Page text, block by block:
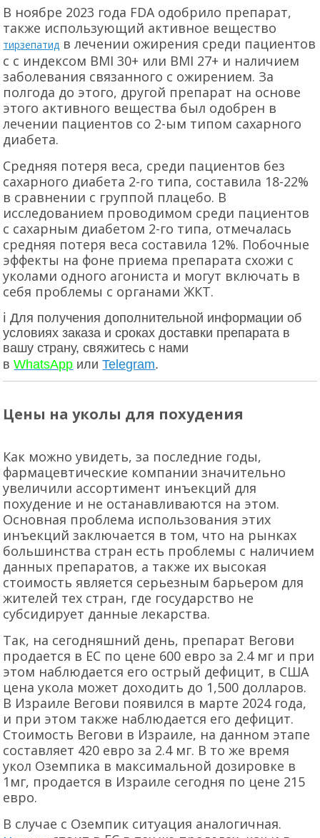
В ноябре 2023 года FDA одобрило препарат,
также использующий активное вещество
тирзепатид в лечении ожирения среди пациентов
с с индексом BMI 30+ или BMI 27+ и наличием
заболевания связанного с ожирением. За
полгода до этого, другой препарат на основе
этого активного вещества был одобрен в
лечении пациентов со 2-ым типом сахарного
диабета.
Средняя потеря веса, среди пациентов без
сахарного диабета 2-го типа, составила 18-22%
в сравнении с группой плацебо. В
исследованием проводимом среди пациентов
с сахарным диабетом 2-го типа, отмечалась
средняя потеря веса составила 12%. Побочные
эффекты на фоне приема препарата схожи с
уколами одного агониста и могут включать в
себя проблемы с органами ЖКТ.
ℹ Для получения дополнительной информации об
условиях заказа и сроках доставки препарата в
вашу страну, свяжитесь с нами
вWhatsApp илиTelegram.
Цены на уколы для похудения
Как можно увидеть, за последние годы,
фармацевтические компании значительно
увеличили ассортимент инъекций для
похудение и не останавливаются на этом.
Основная проблема использования этих
инъекций заключается в том, что на рынках
большинства стран есть проблемы с наличием
данных препаратов, а также их высокая
стоимость является серьезным барьером для
жителей тех стран, где государство не
субсидирует данные лекарства.
Так, на сегодняшний день, препарат Вегови
продается в ЕС по цене 600 евро за 2.4 мг и при
этом наблюдается его острый дефицит, в США
цена укола может доходить до 1,500 долларов.
В Израиле Вегови появился в марте 2024 года,
и при этом также наблюдается его дефицит.
Стоимость Вегови в Израиле, на данном этапе
составляет 420 евро за 2.4 мг. В то же время
укол Оземпика в максимальной дозировке в
1мг, продается в Израиле сегодня по цене 215
евро.
В случае с Оземпик ситуация аналогичная.